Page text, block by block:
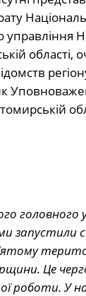
управління
області,
головного
запустили
Це
роботи. У